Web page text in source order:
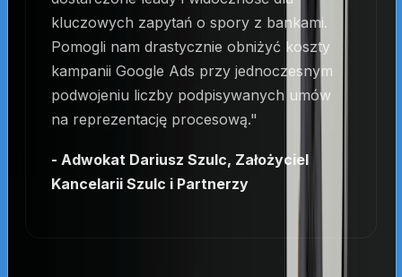
kluczowych zapytań o spory z bankami.
Pomogli nam drastycznie obniżyć koszty
kampanii Google Ads przy jednoczesnym
podwojeniu liczby podpisywanych umów
na reprezentację procesową."
- Adwokat Dariusz Szulc, Założyciel
Kancelarii Szulc i Partnerzy